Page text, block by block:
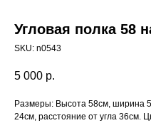
Угловая полка 58
SKU: n0543
5 000 р.
Размеры: Высота 58см, ширина
24см, расстояние от угла 36см.